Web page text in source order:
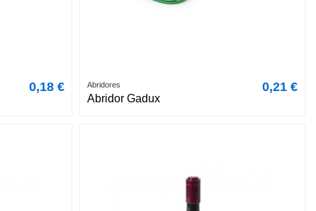
0,18 € Abridores
Abridor Gadux
0,21 €